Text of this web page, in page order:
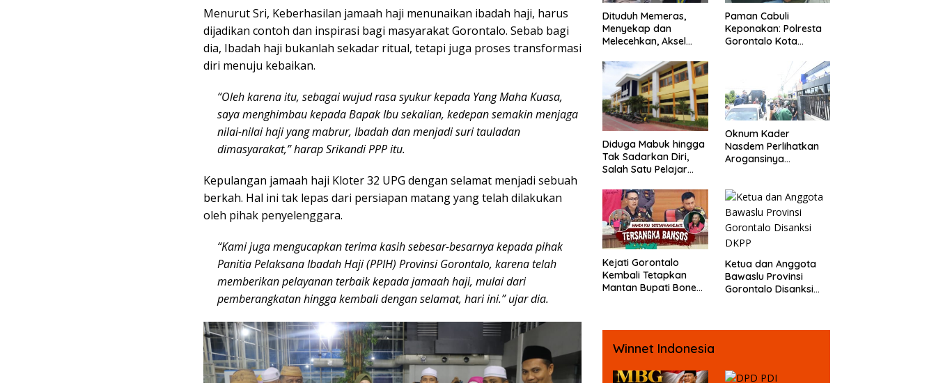
Menurut Sri, Keberhasilan jamaah haji menunaikan ibadah haji, harus
dijadikan contoh dan inspirasi bagi masyarakat Gorontalo. Sebab bagi
dia, Ibadah haji bukanlah sekadar ritual, tetapi juga proses transformasi
diri menuju kebaikan.
“Oleh karena itu, sebagai wujud rasa syukur kepada Yang Maha Kuasa,
saya menghimbau kepada Bapak Ibu sekalian, kedepan semakin menjaga
nilai-nilai haji yang mabrur, Ibadah dan menjadi suri tauladan
dimasyarakat,” harap Srikandi PPP itu.
Kepulangan jamaah haji Kloter 32 UPG dengan selamat menjadi sebuah
berkah. Hal ini tak lepas dari persiapan matang yang telah dilakukan
oleh pihak penyelenggara.
“Kami juga mengucapkan terima kasih sebesar-besarnya kepada pihak
Panitia Pelaksana Ibadah Haji (PPIH) Provinsi Gorontalo, karena telah
memberikan pelayanan terbaik kepada jamaah haji, mulai dari
pemberangkatan hingga kembali dengan selamat, hari ini.” ujar dia.
Dituduh Memeras,
Menyekap dan
Melecehkan, Aksel
Ungkap Fakta
Mengejutkan!
Paman Cabuli
Keponakan: Polresta
Gorontalo Kota
Kejahatan Seksual
Diduga Mabuk hingga
Tak Sadarkan Diri,
Salah Satu Pelajar
hingga Diberikan
Benturan Fisik oleh
Beberapa Temannya
Oknum Kader
Nasdem Perlihatkan
Arogansinya
Pelecehan Profesi
Jurnalis
Kejati Gorontalo
Kembali Tetapkan
Mantan Bupati Bone
Ketua dan Anggota
Bawaslu Provinsi
Gorontalo Disanksi
Winnet Indonesia